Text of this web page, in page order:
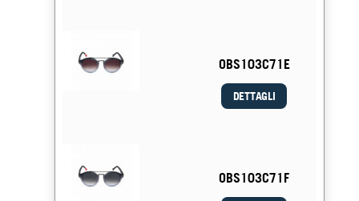
OBS103C71E
DETTAGLI
OBS103C71F